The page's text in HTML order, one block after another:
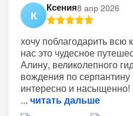
К
Ксения8 апр 2026
хочу поблагодарить всю
нас это чудесное
Алину, великолепного
вождения по
интересно и насыщенно!
читать дальше